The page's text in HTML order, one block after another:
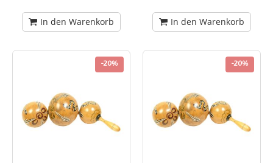
In den Warenkorb In den Warenkorb
-20% -20%